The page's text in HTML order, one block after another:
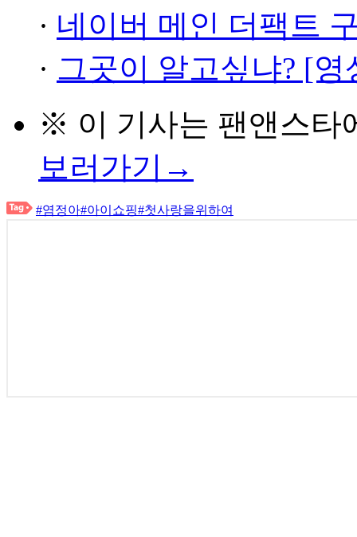
· 네이버 메인 더팩트
· 그곳이 알고싶냐? [
※ 이 기사는 팬앤스타
보러가기→
#염정아#아이쇼핑#첫사랑을위하여